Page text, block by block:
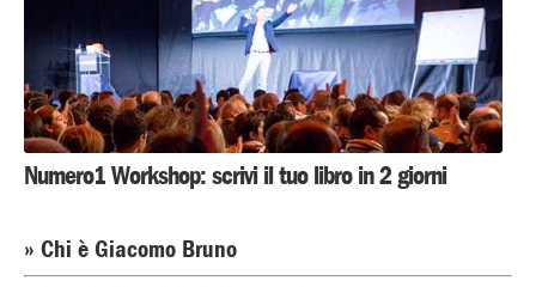
Numero1 Workshop: scrivi il tuo libro in 2 giorni
» Chi è Giacomo Bruno